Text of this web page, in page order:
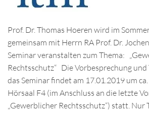
Prof. Dr. Thomas Hoeren wird im
gemeinsam mit Herrn RA Prof. Dr.
Seminar veranstalten zum Thema:
Rechtsschutz“ Die Vorbesprechung
das Seminar findet am 17.01.2019 um
Hörsaal F4 (im Anschluss an die letzte
„Gewerblicher Rechtsschutz“) statt. Nur